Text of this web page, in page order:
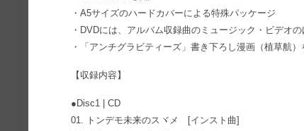
・A5サイズのハードカバーによる特殊パッケージ
・DVDには、アルバム収録曲のミュージック・ビデオ
・「アンチグラビティーズ」書き下ろし漫画（植草航
【収録内容】
●Disc1 | CD
01. トンデモ未来のスヾメ [インスト曲]